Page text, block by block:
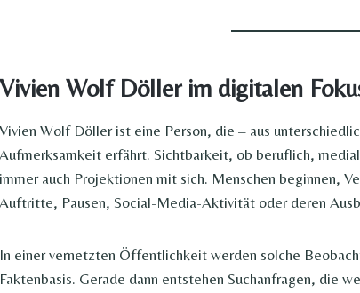
Vivien Wolf Döller im digitalen
Vivien Wolf Döller ist eine Person, die – aus
Aufmerksamkeit erfährt. Sichtbarkeit, ob beruflich,
immer auch Projektionen mit sich. Menschen beginnen,
Auftritte, Pausen, Social-Media-Aktivität oder deren
In einer vernetzten Öffentlichkeit werden solche
Faktenbasis. Gerade dann entstehen Suchanfragen, die